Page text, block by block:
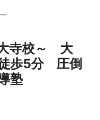
寺校～ 大
歩5分 圧倒
塾